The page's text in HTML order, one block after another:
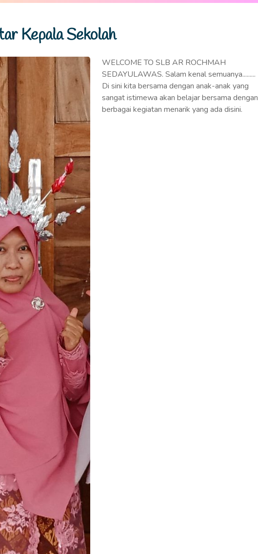
Kepala Sekolah
WELCOME TO SLB AR ROCHMAH
SEDAYULAWAS. Salam kenal semuanya.........
Di sini kita bersama dengan anak-anak yang
sangat istimewa akan belajar bersama dengan
berbagai kegiatan menarik yang ada disini.